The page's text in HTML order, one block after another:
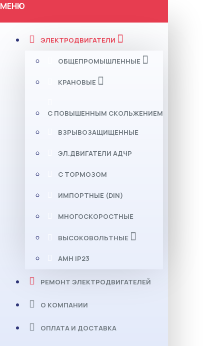
МЕНЮ
ЭЛЕКТРОДВИГАТЕЛИ
ОБЩЕПРОМЫШЛЕННЫЕ
КРАНОВЫЕ
С ПОВЫШЕННЫМ СКОЛЬЖЕНИЕМ
ВЗРЫВОЗАЩИЩЕННЫЕ
ЭЛ.ДВИГАТЕЛИ АДЧР
С ТОРМОЗОМ
ИМПОРТНЫЕ (DIN)
МНОГОСКОРОСТНЫЕ
ВЫСОКОВОЛЬТНЫЕ
АМН IP23
РЕМОНТ ЭЛЕКТРОДВИГАТЕЛЕЙ
О КОМПАНИИ
ОПЛАТА И ДОСТАВКА